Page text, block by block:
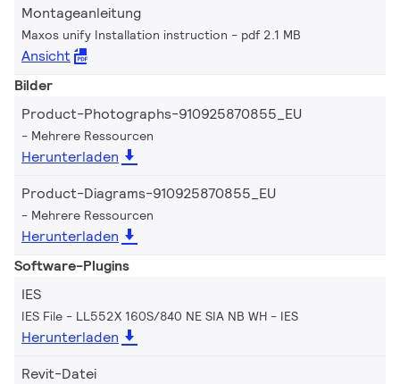
Montageanleitung
Maxos unify Installation instruction pdf 2.1 MB
Ansicht
Bilder
Product-Photographs-910925870855_EU
Mehrere Ressourcen
Herunterladen
Product-Diagrams-910925870855_EU
Mehrere Ressourcen
Herunterladen
Software-Plugins
IES
IES File - LL552X 160S/840 NE SIA NB WH IES
Herunterladen
Revit-Datei